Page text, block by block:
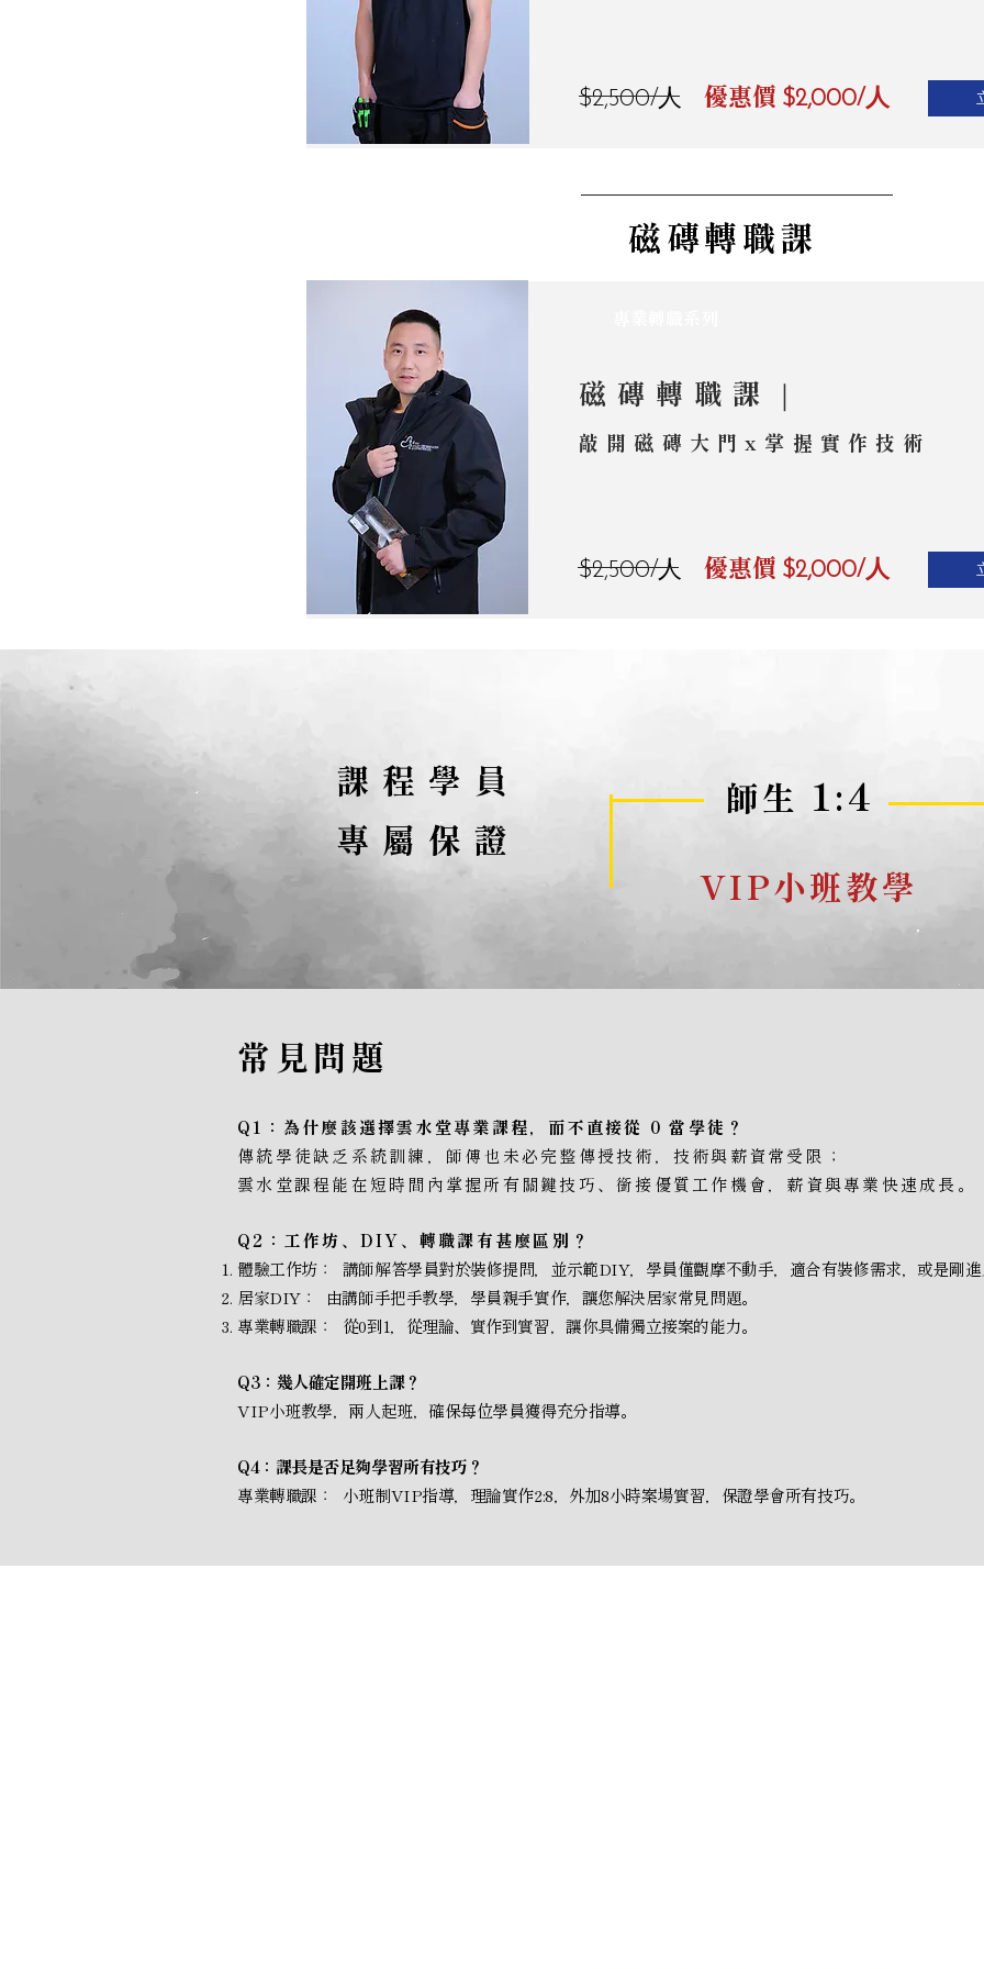
$2,500/人 優惠價 $2,000/人
磁磚轉職課
磁磚轉職課｜
敲開磁磚大門x掌握實作技術
$2,500/人 優惠價 $2,000/人
課程學員
專屬保證
師生 1:4
VIP小班教學
常見問題
Q1：為什麼該選擇雲水堂專業課程，而不直接從 0 當學徒？
傳統學徒缺乏系統訓練，師傅也未必完整傳授技術，技術與薪資常受限；
雲水堂課程能在短時間內掌握所有關鍵技巧、銜接優質工作機會，薪資與專業快速成長。
Q2：工作坊、DIY、轉職課有甚麼區別？
體驗工作坊： 講師解答學員對於裝修提問，並示範DIY，學員僅觀摩不動手，適合有裝修需求，或是剛
居家DIY： 由講師手把手教學，學員親手實作，讓您解決居家常見問題。​
專業轉職課： 從0到1，從理論、實作到實習，讓你具備獨立接案的能力。
Q3：幾人確定開班上課？
VIP小班教學，兩人起班，確保每位學員獲得充分指導。
Q4：課長是否足夠學習所有技巧？
專業轉職課： 小班制VIP指導，理論實作2:8，外加8小時案場實習，保證學會所有技巧。